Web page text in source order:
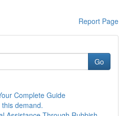
Report Page
Go
Complete Guide
demand.